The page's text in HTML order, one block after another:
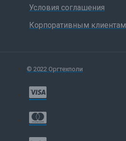
Условия соглашения
Корпоративным клиентам
© 2022 Оргтехполи